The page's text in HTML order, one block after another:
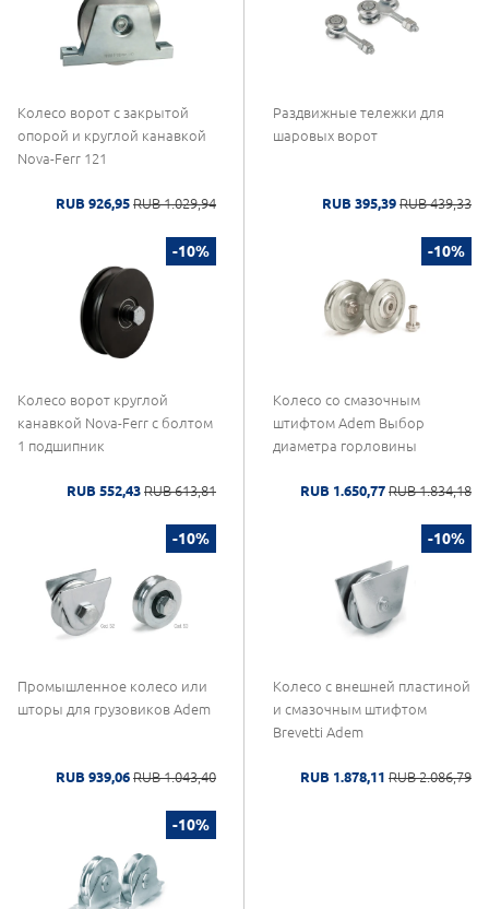
Колесо ворот с закрытой
опорой и круглой канавкой
Nova-Ferr 121
RUB 926,95 RUB 1.029,94
Раздвижные тележки для
шаровых ворот
RUB 395,39 RUB 439,33
-10%
Колесо ворот круглой
канавкой Nova-Ferr с болтом
1 подшипник
RUB 552,43 RUB 613,81
-10%
Колесо со смазочным
штифтом Adem Выбор
диаметра горловины
RUB 1.650,77 RUB 1.834,18
-10%
Промышленное колесо или
шторы для грузовиков Adem
RUB 939,06 RUB 1.043,40
-10%
Колесо с внешней пластиной
и смазочным штифтом
Brevetti Adem
RUB 1.878,11 RUB 2.086,79
-10%